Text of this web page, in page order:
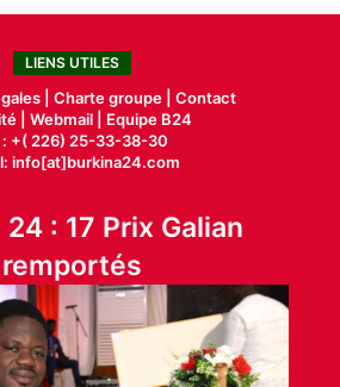
LIENS UTILES
| Charte groupe | Contact
|Webmail |
Equipe B24
: +( 226) 25-33-38-30
info[at]burkina24.com
: 17 Prix Galian
remportés